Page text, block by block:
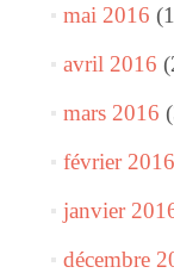
mai 2016
avril 2016
mars 2016
février 2016
janvier
décembre